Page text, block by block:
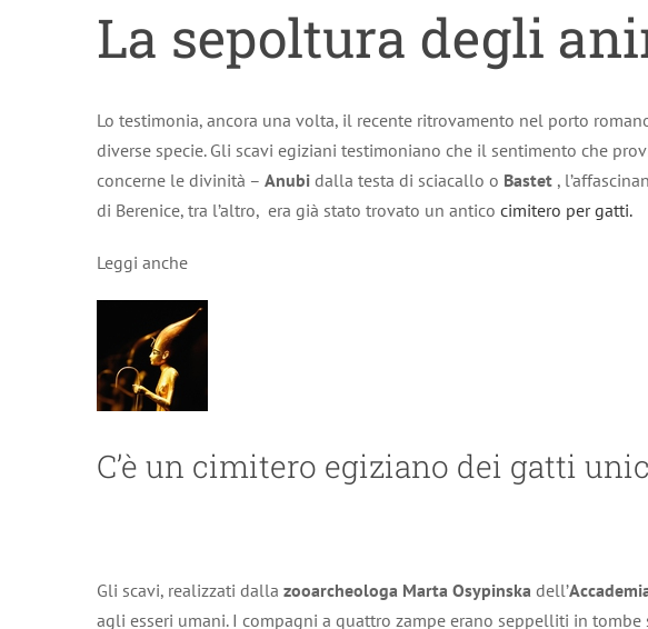
La sepoltura degli
Lo testimonia, ancora una volta, il recente ritrovamento nel porto
diverse specie. Gli scavi egiziani testimoniano che il sentimento che
concerne le divinità – Anubi dalla testa di sciacallo o Bastet ,
di Berenice, tra l’altro, era già stato trovato un antico cimitero per gatti.
Leggi anche
C’è un cimitero egiziano dei gatti
Gli scavi, realizzati dalla zooarcheologa Marta Osypinska dell’
agli esseri umani. I compagni a quattro zampe erano seppelliti in